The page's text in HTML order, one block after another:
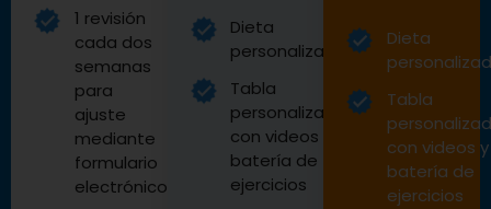
1 revisión
cada dos
semanas
para
ajuste
mediante
formulario
electrónico
Dieta
personalizada
Tabla
personalizada
con videos y
batería de
ejercicios
Dieta
Tabla
con videos y
batería de
ejercicios